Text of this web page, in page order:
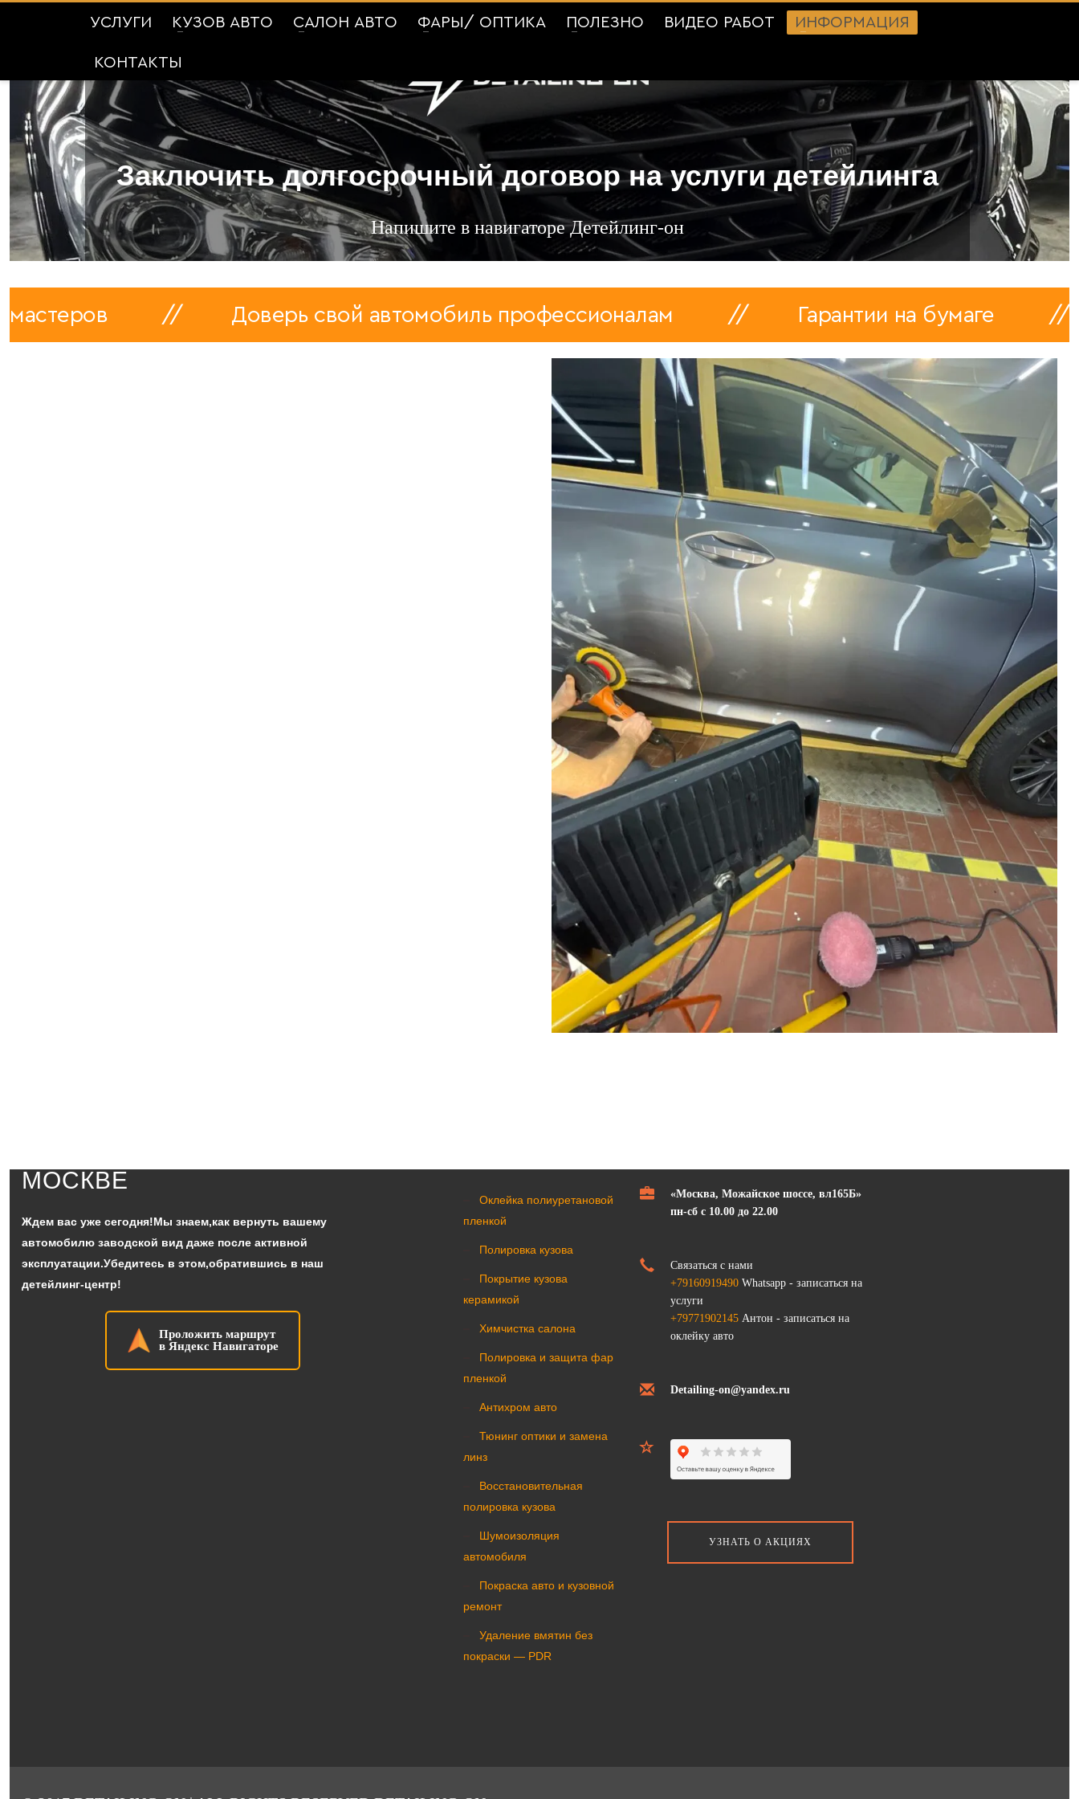
УСЛУГИ КУЗОВ АВТО САЛОН АВТО ФАРЫ/ ОПТИКА ПОЛЕЗНО ВИДЕО РАБОТ ИНФОРМАЦИЯ
КОНТАКТЫ
Заключить долгосрочный договор на услуги детейлинга
Напишите в навигаторе Детейлинг-он
// Доверь свой автомобиль профессионалам // Гарантии на бумаге //
МОСКВЕ
Ждем вас уже сегодня!Мы знаем,как вернуть вашему
автомобилю заводской вид даже после активной
эксплуатации.Убедитесь в этом,обратившись в наш
детейлинг-центр!
Проложить маршрут
в Яндекс Навигаторе
Оклейка полиуретановой
пленкой
Полировка кузова
Покрытие кузова
керамикой
Химчистка салона
Полировка и защита фар
пленкой
Антихром авто
Тюнинг оптики и замена
линз
Восстановительная
полировка кузова
Шумоизоляция
автомобиля
Покраска авто и кузовной
ремонт
Удаление вмятин без
покраски — PDR
«Москва, Можайское шоссе, вл165Б»
пн-сб с 10.00 до 22.00
Связаться с нами
+79160919490 Whatsapp - записаться на
услуги
+79771902145 Антон - записаться на
оклейку авто
Detailing-on@yandex.ru
УЗНАТЬ О АКЦИЯХ